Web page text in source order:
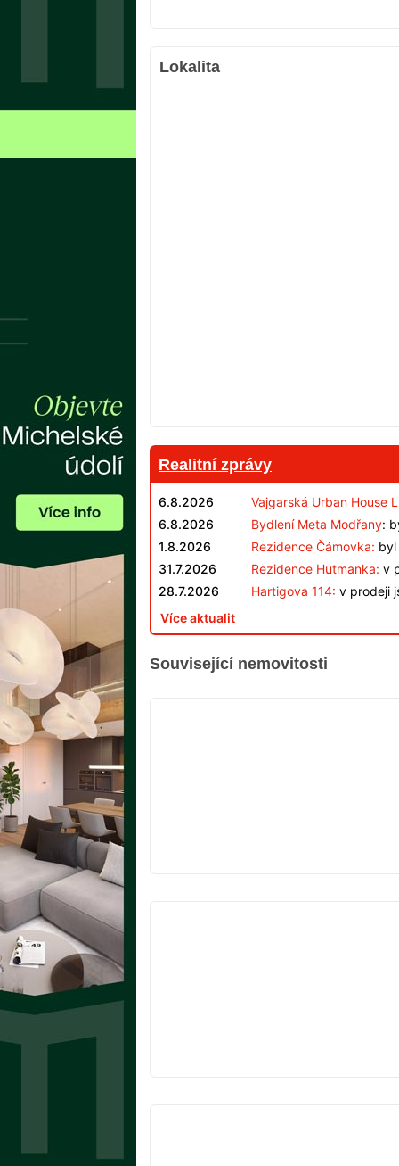
Lokalita
Realitní zprávy
6.8.2026
Vajgarská Urban House
6.8.2026
Bydlení Meta Modřany:
1.8.2026
Rezidence Čámovka:
31.7.2026
Rezidence Hutmanka: v
28.7.2026
Hartigova 114: v prodeji
Více aktualit
Související nemovitosti